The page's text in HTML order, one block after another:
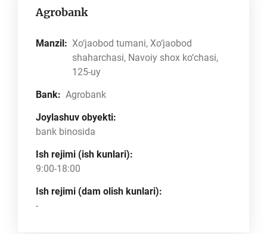
Agrobank
Manzil: Xo‘jaobod tumani, Xo‘jaobod
shaharchasi, Navoiy shox ko‘chasi,
125-uy
Bank: Agrobank
Joylashuv obyekti:
bank binosida
Ish rejimi (ish kunlari):
9:00-18:00
Ish rejimi (dam olish kunlari):
-